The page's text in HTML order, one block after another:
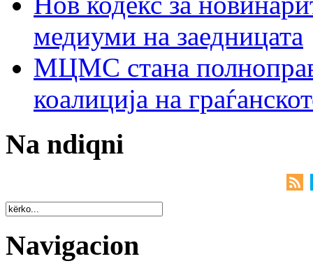
медиуми на заедницата
МЦМС стана
коалиција на
Na ndiqni
Navigacion